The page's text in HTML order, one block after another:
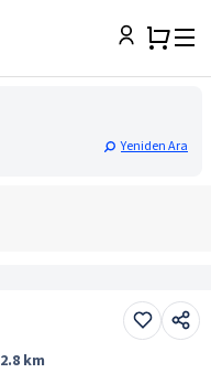
Yeniden Ara
2.8 km